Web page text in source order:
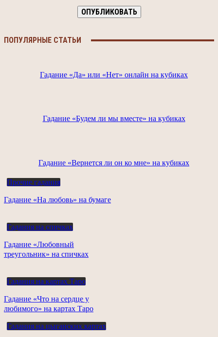
ПОПУЛЯРНЫЕ СТАТЬИ
Гадание «Да» или «Нет» онлайн на кубиках
Гадание «Будем ли мы вместе» на кубиках
Гадание «Вернется ли он ко мне» на кубиках
Прочие гадания
Гадание «На любовь» на бумаге
Гадания на спичках
Гадание «Любовный
треугольник» на спичках
Гадания на картах Таро
Гадание «Что на сердце у
любимого» на картах Таро
Гадания на цыганских картах